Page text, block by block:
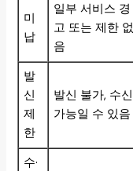
미
납
일부 서비스 경
고 또는 제한 없
음
발
신
제
한
발신 불가, 수신
가능일 수 있음
수·